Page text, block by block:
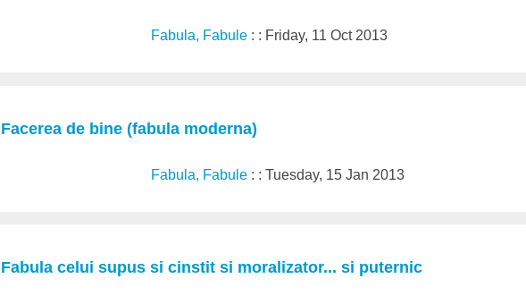
Fabula, Fabule : : Friday, 11 Oct 2013
Facerea de bine (fabula moderna)
Fabula, Fabule : : Tuesday, 15 Jan 2013
Fabula celui supus si cinstit si moralizator... si puternic